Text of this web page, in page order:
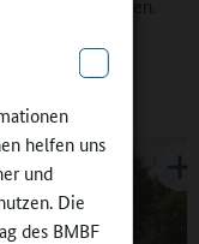
helfen uns
und
Die
des BMBF
die die